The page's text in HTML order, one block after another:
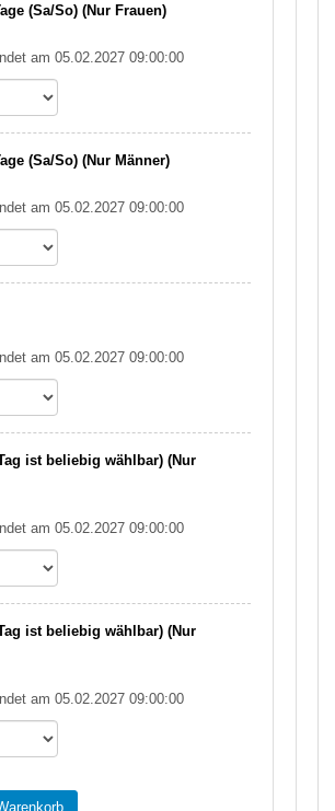
(Sa/So) (Nur Frauen)
am 05.02.2027 09:00:00
(Sa/So) (Nur Männer)
am 05.02.2027 09:00:00
am 05.02.2027 09:00:00
ist beliebig wählbar) (Nur
am 05.02.2027 09:00:00
ist beliebig wählbar) (Nur
am 05.02.2027 09:00:00